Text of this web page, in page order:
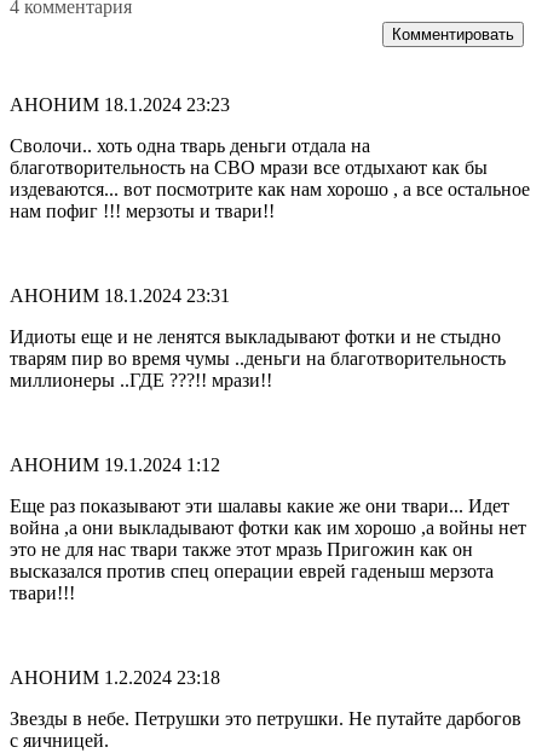
4 комментария
Комментировать
АНОНИМ 18.1.2024 23:23
Сволочи.. хоть одна тварь деньги отдала на
благотворительность на СВО мрази все отдыхают как бы
издеваются... вот посмотрите как нам хорошо , а все остальное
нам пофиг !!! мерзоты и твари!!
АНОНИМ 18.1.2024 23:31
Идиоты еще и не ленятся выкладывают фотки и не стыдно
тварям пир во время чумы ..деньги на благотворительность
миллионеры ..ГДЕ ???!! мрази!!
АНОНИМ 19.1.2024 1:12
Еще раз показывают эти шалавы какие же они твари... Идет
война ,а они выкладывают фотки как им хорошо ,а войны нет
это не для нас твари также этот мразь Пригожин как он
высказался против спец операции еврей гаденыш мерзота
твари!!!
АНОНИМ 1.2.2024 23:18
Звезды в небе. Петрушки это петрушки. Не путайте дарбогов
с яичницей.